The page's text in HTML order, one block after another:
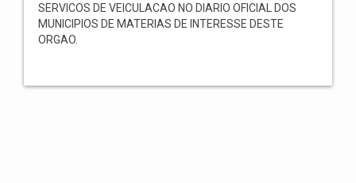
SERVICOS DE VEICULACAO NO DIARIO OFICIAL DOS
MUNICIPIOS DE MATERIAS DE INTERESSE DESTE
ORGAO.